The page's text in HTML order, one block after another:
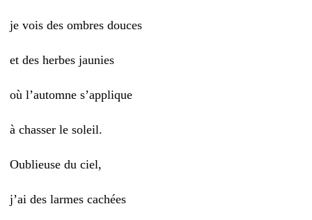
je vois des ombres douces
et des herbes jaunies
où l’automne s’applique
à chasser le soleil.
Oublieuse du ciel,
j’ai des larmes cachées